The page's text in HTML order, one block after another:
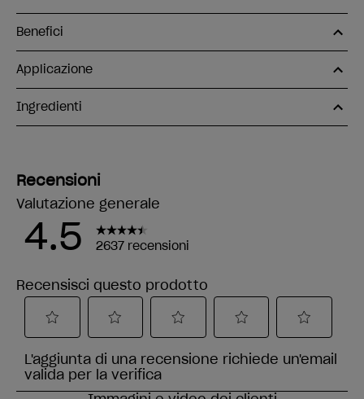
Benefici
Applicazione
Ingredienti